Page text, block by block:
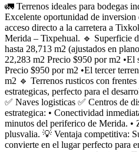
🚛 Terrenos ideales para bodegas
Excelente oportunidad de
acceso directo a la carretera a
Merida – Tixpehual. 🔹 Superficie
hasta 28,713 m2 (ajustados en
22,283 m2 Precio $950 por m2 •El
Precio $950 por m2 •El tercer
m2 🔹 Terrenos rusticos con
estrategicas, perfecto para el
✅ Naves logisticas ✅ Centros de
estrategica: • Conectividad
minutos del periferico de Merida. •
plusvalia. 💡 Ventaja competitiva:
convierte en el lugar perfecto para